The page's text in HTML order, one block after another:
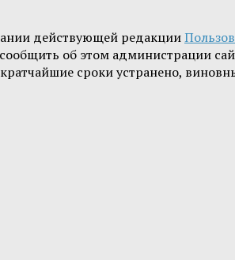
действующей редакции
об этом администрации
сроки устранено,